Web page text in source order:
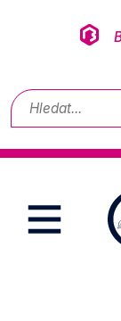
Vyhledávání